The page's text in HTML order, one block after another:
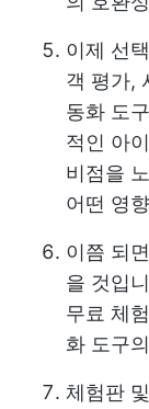
이제 선
객 평가,
동화 도
적인 아
비점을
어떤 영
이쯤 되
을 것입
무료 체
화 도구
체험판